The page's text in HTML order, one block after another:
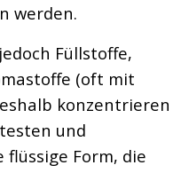
werden.
Füllstoffe,
(oft mit
konzentrieren
und
Form, die